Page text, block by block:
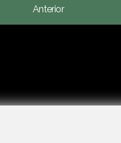
Anterior